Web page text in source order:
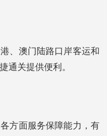
、澳门陆路口岸客运和
通关提供便利。
方面服务保障能力，有